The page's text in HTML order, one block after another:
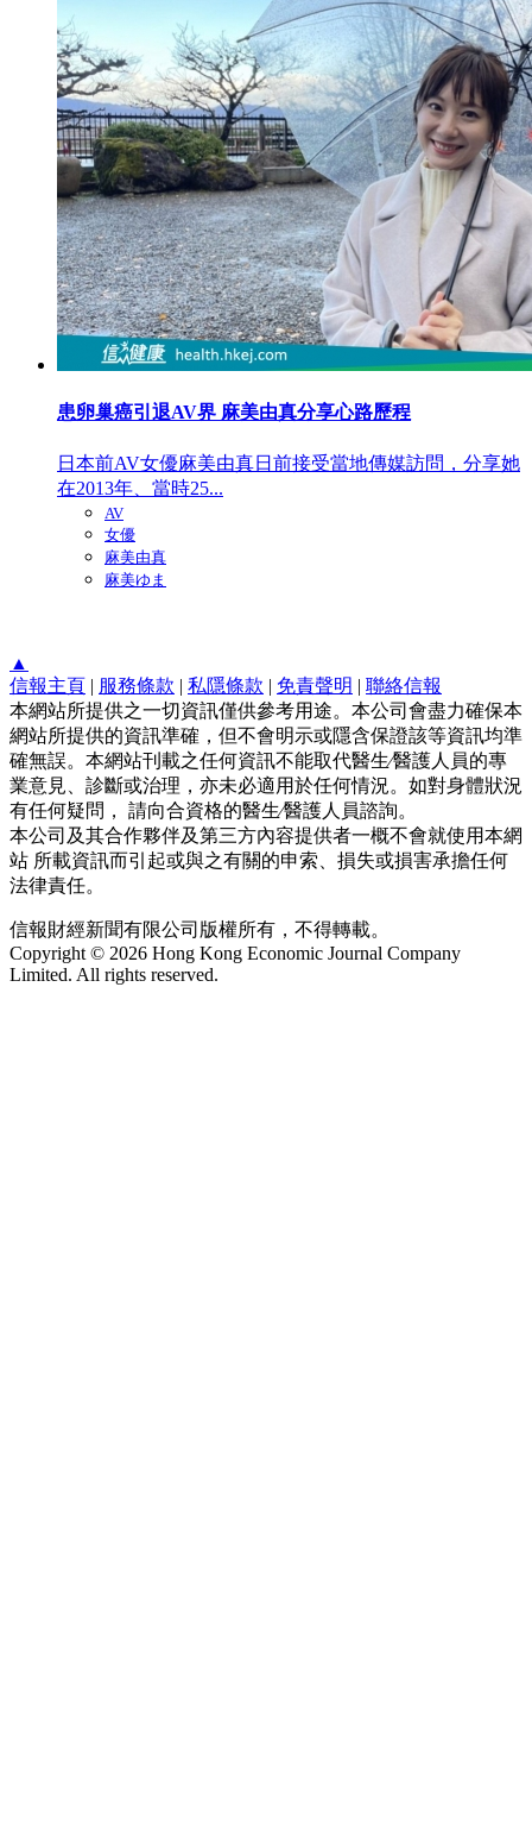
患卵巢癌引退AV界 麻美由真分享心路歷程
日本前AV女優麻美由真日前接受當地傳媒訪問，分享她
在2013年、當時25...
AV
女優
麻美由真
麻美ゆま
▲
信報主頁 | 服務條款 | 私隱條款 | 免責聲明 | 聯絡信報
本網站所提供之一切資訊僅供參考用途。本公司會盡力確保本
網站所提供的資訊準確，但不會明示或隱含保證該等資訊均準
確無誤。本網站刊載之任何資訊不能取代醫生∕醫護人員的專
業意見、診斷或治理，亦未必適用於任何情況。如對身體狀況
有任何疑問， 請向合資格的醫生∕醫護人員諮詢。
本公司及其合作夥伴及第三方內容提供者一概不會就使用本網
站 所載資訊而引起或與之有關的申索、損失或損害承擔任何
法律責任。
信報財經新聞有限公司版權所有，不得轉載。
Copyright © 2026 Hong Kong Economic Journal Company
Limited. All rights reserved.